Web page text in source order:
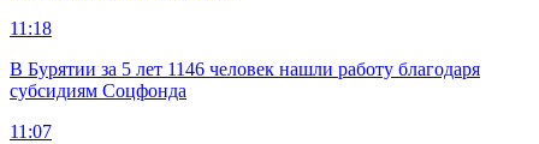
11:18
В Бурятии за 5 лет 1146 человек нашли работу благодаря
субсидиям Соцфонда
11:07